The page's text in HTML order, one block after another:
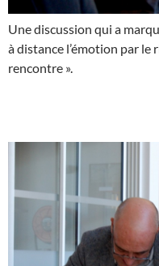
Une discussion qui a
à distance l’émotion par le
rencontre ».